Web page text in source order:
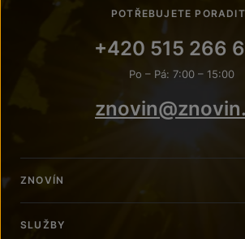
POTŘEBUJETE
+420 515 266
Po – Pá: 7:00 – 15:00
ZNOVÍN
SLUŽBY